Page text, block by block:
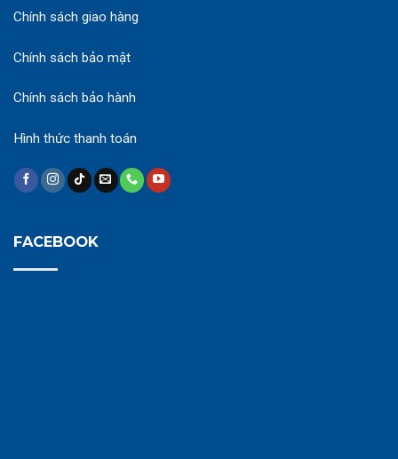
Chính sách giao hàng
Chính sách bảo mật
Chính sách bảo hành
Hình thức thanh toán
FACEBOOK